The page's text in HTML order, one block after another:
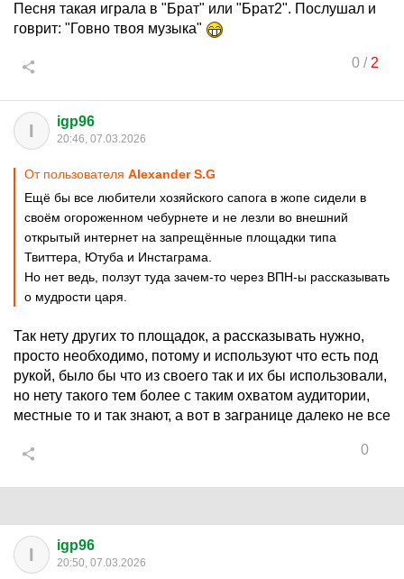
Песня такая играла в "Брат" или "Брат2". Послушал и
говрит: "Говно твоя музыка"
0/ 2
I igp96
20:46, 07.03.2026
От пользователя Alexander S.G
Ещё бы все любители хозяйского сапога в жопе сидели в
своём огороженном чебурнете и не лезли во внешний
открытый интернет на запрещённые площадки типа
Твиттера, Ютуба и Инстаграма.
Но нет ведь, ползут туда зачем-то через ВПН-ы рассказывать
о мудрости царя.
Так нету других то площадок, а рассказывать нужно,
просто необходимо, потому и используют что есть под
рукой, было бы что из своего так и их бы использовали,
но нету такого тем более с таким охватом аудитории,
местные то и так знают, а вот в загранице далеко не все
0
I igp96
20:50, 07.03.2026